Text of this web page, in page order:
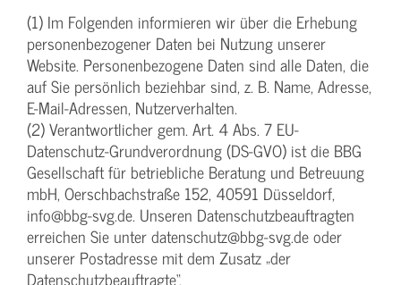
(1) Im Folgenden informieren wir über die Erhebung
personenbezogener Daten bei Nutzung unserer
Website. Personenbezogene Daten sind alle Daten, die
auf Sie persönlich beziehbar sind, z. B. Name, Adresse,
E-Mail-Adressen, Nutzerverhalten.
(2) Verantwortlicher gem. Art. 4 Abs. 7 EU-
Datenschutz-Grundverordnung (DS-GVO) ist die BBG
Gesellschaft für betriebliche Beratung und Betreuung
mbH, Oerschbachstraße 152, 40591 Düsseldorf,
info@bbg-svg.de. Unseren Datenschutzbeauftragten
erreichen Sie unter datenschutz@bbg-svg.de oder
unserer Postadresse mit dem Zusatz „der
Datenschutzbeauftragte“.